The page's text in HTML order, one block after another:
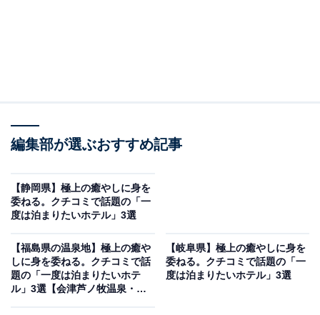
式Webサイトより）
「志摩観光ホテル ザ クラシック」は、英虞湾の絶景を望
む高台に立つ歴史あるホテルです。2016年の「G7伊勢
編集部が選ぶおすすめ記事
【静岡県】極上の癒やしに身を
委ねる。クチコミで話題の「一
度は泊まりたいホテル」3選
【福島県の温泉地】極上の癒や
しに身を委ねる。クチコミで話
題の「一度は泊まりたいホテ
ル」3選【会津芦ノ牧温泉・飯
【岐阜県】極上の癒やしに身を
委ねる。クチコミで話題の「一
度は泊まりたいホテル」3選